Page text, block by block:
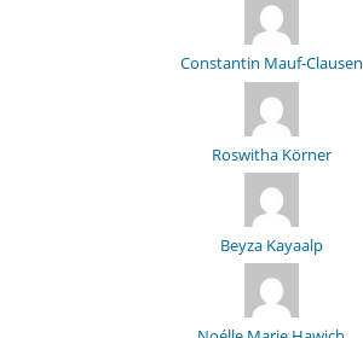
Constantin Mauf-Clausen
Roswitha Körner
Beyza Kayaalp